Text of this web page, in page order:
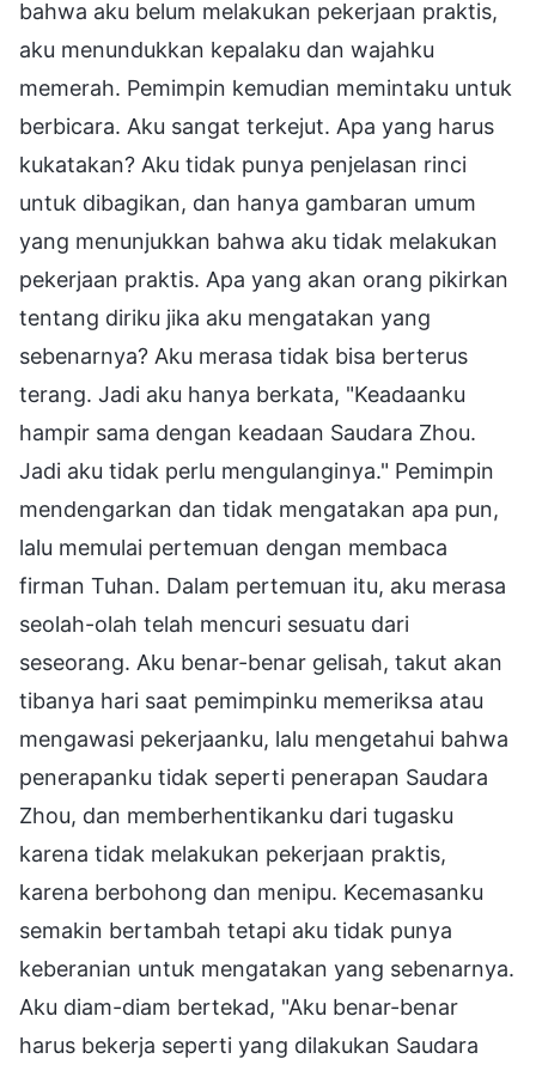
bahwa aku belum melakukan pekerjaan praktis,
aku menundukkan kepalaku dan wajahku
memerah. Pemimpin kemudian memintaku untuk
berbicara. Aku sangat terkejut. Apa yang harus
kukatakan? Aku tidak punya penjelasan rinci
untuk dibagikan, dan hanya gambaran umum
yang menunjukkan bahwa aku tidak melakukan
pekerjaan praktis. Apa yang akan orang pikirkan
tentang diriku jika aku mengatakan yang
sebenarnya? Aku merasa tidak bisa berterus
terang. Jadi aku hanya berkata, "Keadaanku
hampir sama dengan keadaan Saudara Zhou.
Jadi aku tidak perlu mengulanginya." Pemimpin
mendengarkan dan tidak mengatakan apa pun,
lalu memulai pertemuan dengan membaca
firman Tuhan. Dalam pertemuan itu, aku merasa
seolah-olah telah mencuri sesuatu dari
seseorang. Aku benar-benar gelisah, takut akan
tibanya hari saat pemimpinku memeriksa atau
mengawasi pekerjaanku, lalu mengetahui bahwa
penerapanku tidak seperti penerapan Saudara
Zhou, dan memberhentikanku dari tugasku
karena tidak melakukan pekerjaan praktis,
karena berbohong dan menipu. Kecemasanku
semakin bertambah tetapi aku tidak punya
keberanian untuk mengatakan yang sebenarnya.
Aku diam-diam bertekad, "Aku benar-benar
harus bekerja seperti yang dilakukan Saudara